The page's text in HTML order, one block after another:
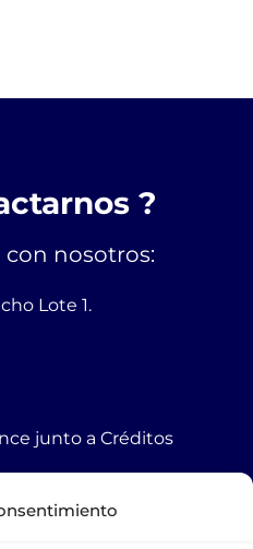
?
nosotros:
Lote 1.
junto a Créditos
1